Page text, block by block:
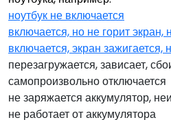
ноутбук не включается
включается, но не горит экран,
включается, экран зажигается,
перезагружается, зависает,
самопроизвольно отключается
не заряжается аккумулятор,
не работает от аккумулятора